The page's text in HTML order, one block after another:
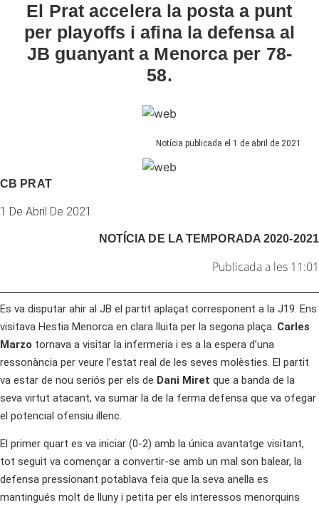
El Prat accelera la posta a punt
per playoffs i afina la defensa al
JB guanyant a Menorca per 78-
58.
Notícia publicada el 1 de abril de 2021
CB PRAT
1 De Abril De 2021
NOTÍCIA DE LATEMPORADA 2020-2021
Publicada a les 11:01
Es va disputar ahir al JB el partit aplaçat corresponent a la J19. Ens
visitava Hestia Menorca en clara lluita per la segona plaça. Carles
Marzo tornava a visitar la infermeria i es a la espera d’una
ressonància per veure l’estat real de les seves molèsties. El partit
va estar de nou seriós per els de Dani Miret que a banda de la
seva virtut atacant, va sumar la de la ferma defensa que va ofegar
el potencial ofensiu illenc.
El primer quart es va iniciar (0-2) amb la única avantatge visitant,
tot seguit va començar a convertir-se amb un mal son balear, la
defensa pressionant potablava feia que la seva anella es
mantingués molt de lluny i petita per els interessos menorquins